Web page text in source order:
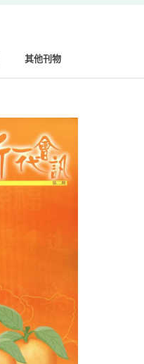
其他刊物